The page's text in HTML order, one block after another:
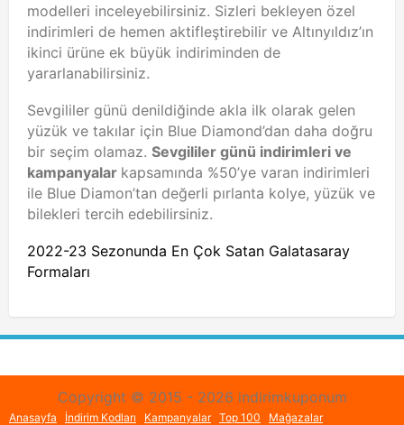
modelleri inceleyebilirsiniz. Sizleri bekleyen özel
indirimleri de hemen aktifleştirebilir ve Altınyıldız’ın
ikinci ürüne ek büyük indiriminden de
yararlanabilirsiniz.
Sevgililer günü denildiğinde akla ilk olarak gelen
yüzük ve takılar için Blue Diamond’dan daha doğru
bir seçim olamaz. Sevgililer günü indirimleri ve
kampanyalar kapsamında %50’ye varan indirimleri
ile Blue Diamon’tan değerli pırlanta kolye, yüzük ve
bilekleri tercih edebilirsiniz.
2022-23 Sezonunda En Çok Satan Galatasaray
Formaları
Copyright © 2015 - 2026 indirimkuponum
Anasayfa İndirim Kodları Kampanyalar Top 100 Mağazalar